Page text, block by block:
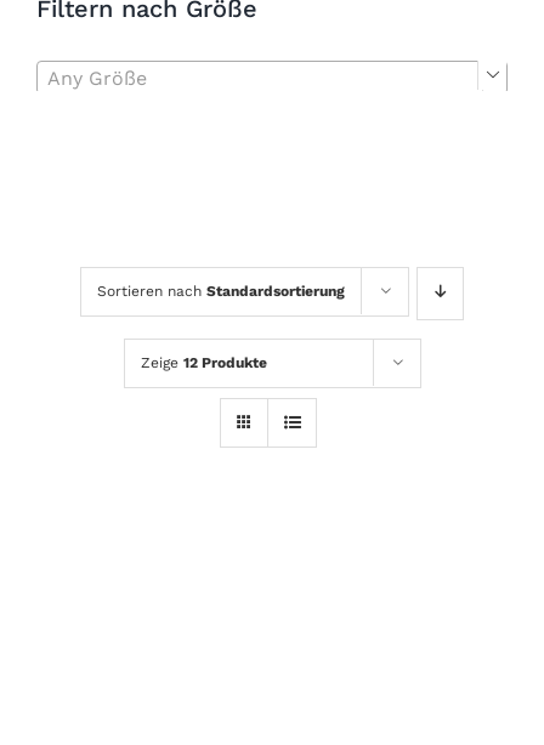
Sortieren nach Standardsortierung
Zeige 12 Produkte
Filtern nach Größe
Any Größe 